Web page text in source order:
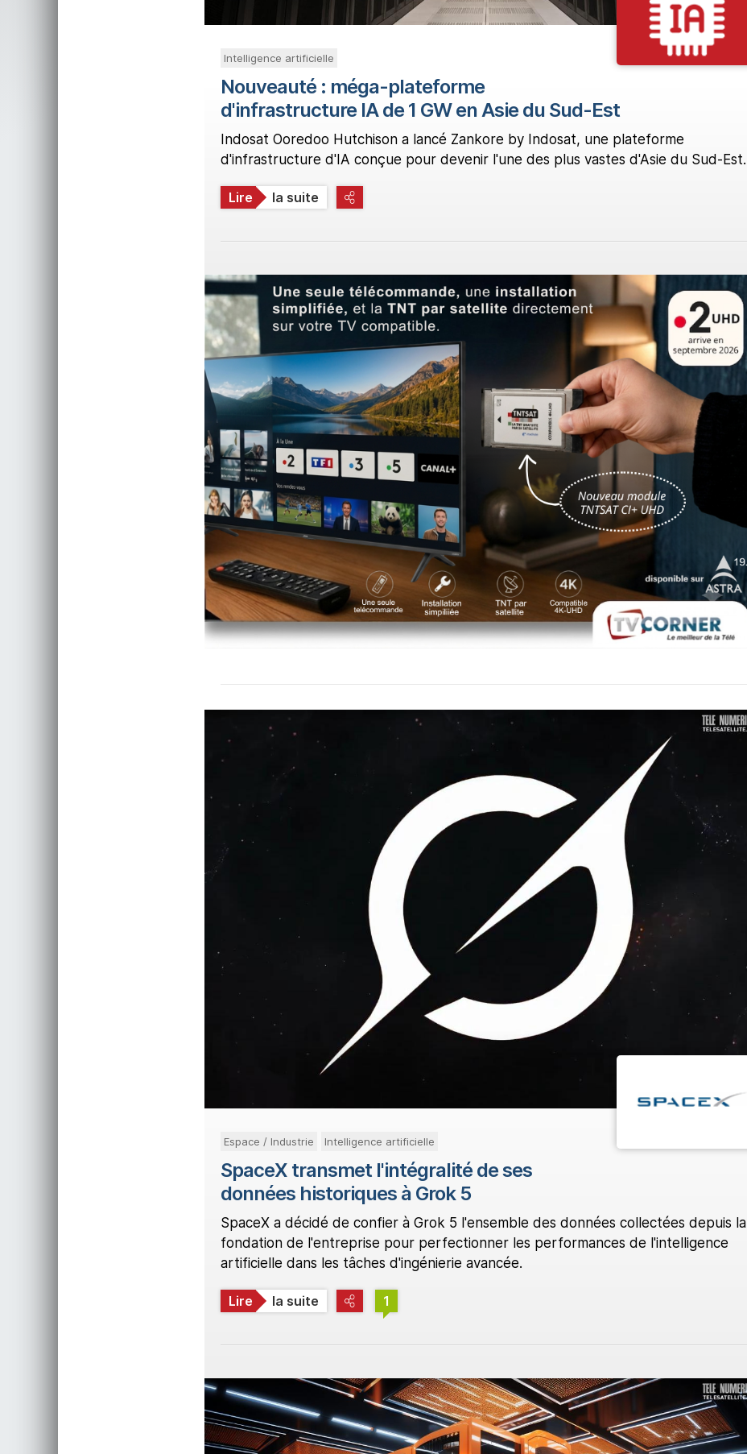
Intelligence artificielle
Nouveauté : méga-plateforme
d'infrastructure IA de 1 GW en Asie du Sud-Est
Indosat Ooredoo Hutchison a lancé Zankore by Indosat, une plateforme
d'infrastructure d'IA conçue pour devenir l'une des plus vastes d'Asie du Sud-Est.
Lire la suite
Espace / Industrie Intelligence artificielle
SpaceX transmet l'intégralité de ses
données historiques à Grok 5
SpaceX a décidé de confier à Grok 5 l'ensemble des données collectées depuis la
fondation de l'entreprise pour perfectionner les performances de l'intelligence
artificielle dans les tâches d'ingénierie avancée.
Lire la suite 1